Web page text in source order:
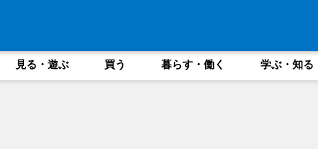
見る・遊ぶ 買う 暮らす・働く 学ぶ・知る